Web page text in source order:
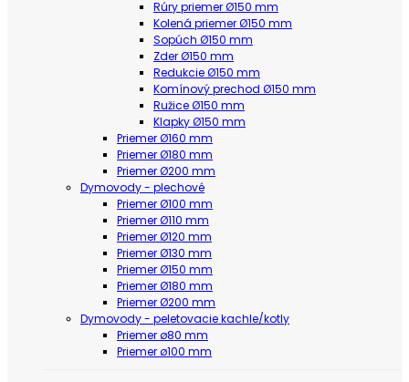
Rúry priemer Ø150 mm
Kolená priemer Ø150 mm
Sopúch Ø150 mm
Zder Ø150 mm
Redukcie Ø150 mm
Komínový prechod Ø150 mm
Ružice Ø150 mm
Klapky Ø150 mm
Priemer Ø160 mm
Priemer Ø180 mm
Priemer Ø200 mm
Dymovody - plechové
Priemer Ø100 mm
Priemer Ø110 mm
Priemer Ø120 mm
Priemer Ø130 mm
Priemer Ø150 mm
Priemer Ø180 mm
Priemer Ø200 mm
Dymovody - peletovacie kachle/kotly
Priemer ø80 mm
Priemer ø100 mm